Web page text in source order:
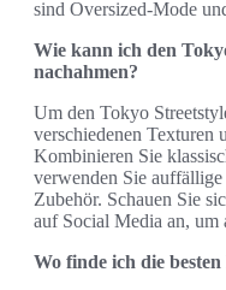
sind Oversized-Mode
Wie kann ich den
nachahmen?
Um den Tokyo
verschiedenen Texturen
Kombinieren Sie
verwenden Sie
Zubehör. Schauen Sie
auf Social Media an, um
Wo finde ich die